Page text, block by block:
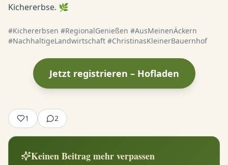
Kichererbse. 🌿
#Kichererbsen #RegionalGenießen #AusMeinenÄckern
#NachhaltigeLandwirtschaft #ChristinasKleinerBauernhof
Jetzt registrieren – Hofladen
1 2
Keinen Beitrag mehr verpassen